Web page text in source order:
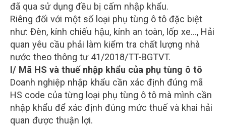
đã qua sử dụng đều bị cấm nhập khẩu.
Riêng đối với một số loại phụ tùng ô tô đặc biệt
như: Đèn, kính chiếu hậu, kính an toàn, lốp xe…, Hải
quan yêu cầu phải làm kiểm tra chất lượng nhà
nước theo thông tư 41/2018/TT-BGTVT.
I/ Mã HS và thuế nhập khẩu của phụ tùng ô tô
Doanh nghiệp nhập khẩu cần xác định đúng mã
HS code của từng loại phụ tùng ô tô mà mình cần
nhập khẩu để xác định đúng mức thuế và khai hải
quan được thuận lợi.